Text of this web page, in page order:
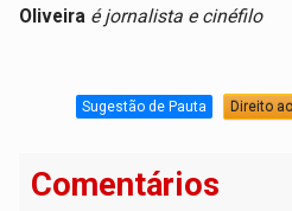
Oliveira é jornalista e cinéfilo
Sugestão de Pauta Direito
Comentários